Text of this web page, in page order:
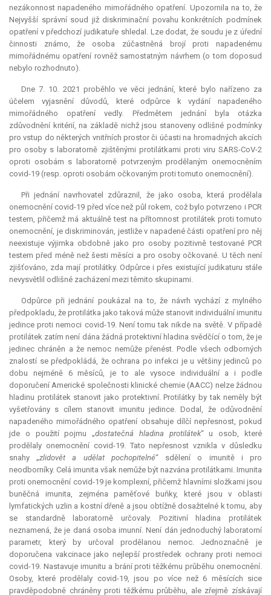
nezákonnost napadeného mimořádného opatření. Upozornila na to, že
Nejvyšší správní soud již diskriminační povahu konkrétních podmínek
opatření v předchozí judikatuře shledal. Lze dodat, že soudu je z úřední
činnosti známo, že osoba zúčastněná brojí proti napadenému
mimořádnému opatření rovněž samostatným návrhem (o tom doposud
nebylo rozhodnuto).
Dne 7. 10. 2021 proběhlo ve věci jednání, které bylo nařízeno za
účelem vyjasnění důvodů, které odpůrce k vydání napadeného
mimořádného opatření vedly. Předmětem jednání byla otázka
zdůvodnění kritérií, na základě nichž jsou stanoveny odlišné podmínky
pro vstup do některých vnitřních prostor či účasti na hromadných akcích
pro osoby s laboratorně zjištěnými protilátkami proti viru SARS-CoV-2
oproti osobám s laboratorně potvrzeným prodělaným onemocněním
covid-19 (resp. oproti osobám očkovaným proti tomuto onemocnění).
Při jednání navrhovatel zdůraznil, že jako osoba, která prodělala
onemocnění covid-19 před více než půl rokem, což bylo potvrzeno i PCR
testem, přičemž má aktuálně test na přítomnost protilátek proti tomuto
onemocnění, je diskriminován, jestliže v napadené části opatření pro něj
neexistuje výjimka obdobně jako pro osoby pozitivně testované PCR
testem před méně než šesti měsíci a pro osoby očkované. U těch není
zjišťováno, zda mají protilátky. Odpůrce i přes existující judikaturu stále
nevysvětlil odlišné zacházení mezi těmito skupinami.
Odpůrce při jednání poukázal na to, že návrh vychází z mylného
předpokladu, že protilátka jako taková může stanovit individuální imunitu
jedince proti nemoci covid-19. Není tomu tak nikde na světě. V případě
protilátek zatím není dána žádná protektivní hladina svědčící o tom, že je
jedinec chráněn a že nemoc nemůže přenést. Podle všech odborných
znalostí se předpokládá, že ochrana po infekci je u většiny jedinců po
dobu nejméně 6 měsíců, je to ale vysoce individuální a i podle
doporučení Americké společnosti klinické chemie (AACC) nelze žádnou
hladinu protilátek stanovit jako protektivní. Protilátky by tak neměly být
vyšetřovány s cílem stanovit imunitu jedince. Dodal, že odůvodnění
napadeného mimořádného opatření obsahuje dílčí nepřesnost, pokud
jde o použití pojmu „dostatečná hladina protilátek“ u osob, které
prodělaly onemocnění covid-19. Tato nepřesnost vznikla v důsledku
snahy „zlidovět a udělat pochopitelné“ sdělení o imunitě i pro
neodborníky. Celá imunita však nemůže být nazvána protilátkami. Imunita
proti onemocnění covid-19 je komplexní, přičemž hlavními složkami jsou
buněčná imunita, zejména paměťové buňky, které jsou v oblasti
lymfatických uzlin a kostní dřeně a jsou obtížně dosažitelné k tomu, aby
se standardně laboratorně určovaly. Pozitivní hladina protilátek
neznamená, že je daná osoba imunní. Není dán jednoduchý laboratorní
parametr, který by určoval prodělanou nemoc. Jednoznačně je
doporučena vakcinace jako nejlepší prostředek ochrany proti nemoci
covid-19. Nastavuje imunitu a brání proti těžkému průběhu onemocnění.
Osoby, které prodělaly covid-19, jsou po více než 6 měsících sice
pravděpodobně chráněny proti těžkému průběhu, ale zřejmě získávají